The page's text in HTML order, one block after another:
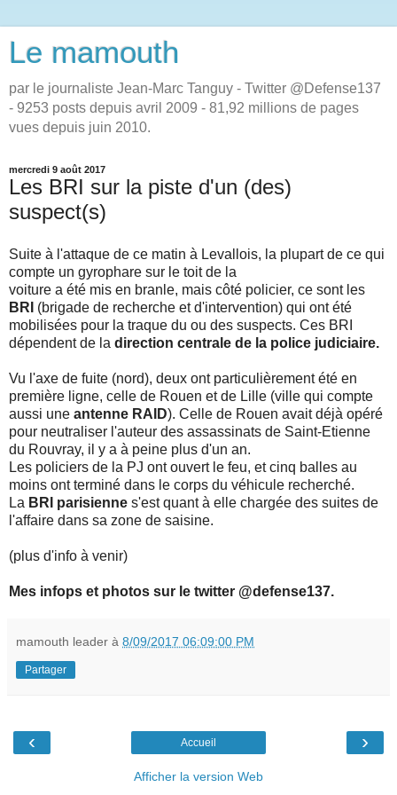
Le mamouth
par le journaliste Jean-Marc Tanguy - Twitter @Defense137
- 9253 posts depuis avril 2009 - 81,92 millions de pages
vues depuis juin 2010.
mercredi 9 août 2017
Les BRI sur la piste d'un (des)
suspect(s)
Suite à l'attaque de ce matin à Levallois, la plupart de ce qui
compte un gyrophare sur le toit de la
voiture a été mis en branle, mais côté policier, ce sont les
BRI (brigade de recherche et d'intervention) qui ont été
mobilisées pour la traque du ou des suspects. Ces BRI
dépendent de la direction centrale de la police judiciaire.
Vu l'axe de fuite (nord), deux ont particulièrement été en
première ligne, celle de Rouen et de Lille (ville qui compte
aussi une antenne RAID). Celle de Rouen avait déjà opéré
pour neutraliser l'auteur des assassinats de Saint-Etienne
du Rouvray, il y a à peine plus d'un an.
Les policiers de la PJ ont ouvert le feu, et cinq balles au
moins ont terminé dans le corps du véhicule recherché.
La BRI parisienne s'est quant à elle chargée des suites de
l'affaire dans sa zone de saisine.
(plus d'info à venir)
Mes infops et photos sur le twitter @defense137.
mamouth leader à 8/09/2017 06:09:00 PM
Partager
‹ ›
Accueil
Afficher la version Web